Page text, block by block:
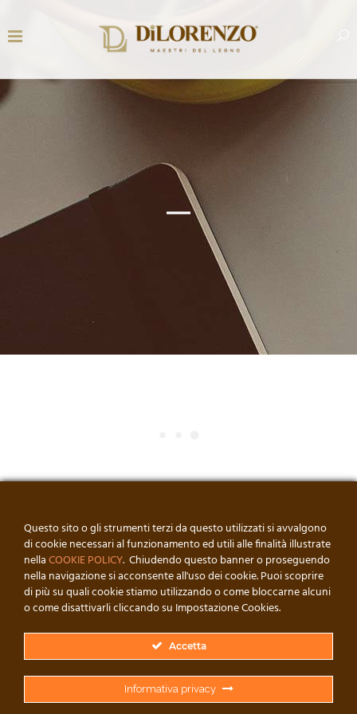
© FALEGNAMERIA DI LORENZO • DI DI LORENZO MICHELE • P. IVA:
00240510883 // DEVELOPED BY ROSARIO IEMMOLO PERZERO
Questo sito o gli strumenti terzi da questo utilizzati si avvalgono
di cookie necessari al funzionamento ed utili alle finalità illustrate
nellaCOOKIE POLICY. Chiudendo questo banner o proseguendo
nella navigazione si acconsente all'uso dei cookie. Puoi scoprire
di più su quali cookie stiamo utilizzando o come bloccarne alcuni
o come disattivarli cliccando su Impostazione Cookies.
Accetta
Informativa privacy